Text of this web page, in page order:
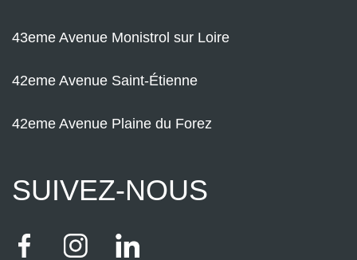
43eme Avenue Monistrol sur Loire
42eme Avenue Saint-Étienne
42eme Avenue Plaine du Forez
SUIVEZ-NOUS